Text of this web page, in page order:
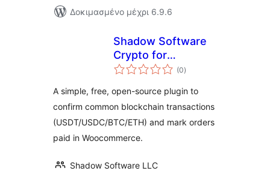
Δοκιμασμένο μέχρι 6.9.6
Shadow Software
Crypto for
WooCommerce
(0αξιολογήσεις
σύνολο
)
A simple, free, open-source plugin to
confirm common blockchain transactions
(USDT/USDC/BTC/ETH) and mark orders
paid in Woocommerce.
Shadow Software LLC